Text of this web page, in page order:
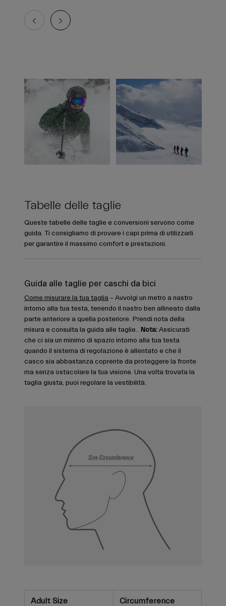
Tabelle delle taglie
Queste tabelle delle taglie e conversioni servono come
guida. Ti consigliamo di provare i capi prima di utilizzarli
per garantire il massimo comfort e prestazioni.
Guida alle taglie per caschi da bici
Come misurare la tua taglia – Avvolgi un metro a nastro
intorno alla tua testa, tenendo il nastro ben allineato dalla
parte anteriore a quella posteriore. Prendi nota della
misura e consulta la guida alle taglie.. Nota:Assicurati
che ci sia un minimo di spazio intorno alla tua testa
quando il sistema di regolazione è allentato e che il
casco sia abbastanza coprente da proteggere la fronte
ma senza ostacolare la tua visione. Una volta trovata la
taglia giusta, puoi regolare la vestibilità.
Adult Size Circumference